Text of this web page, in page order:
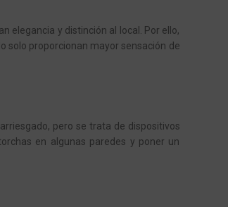
elegancia y distinción al local. Por ello,
solo proporcionan mayor sensación de
pero se trata de dispositivos
en algunas paredes y poner un